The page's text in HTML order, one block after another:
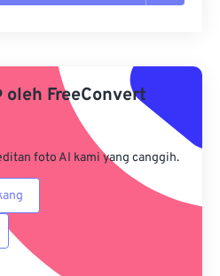
oleh FreeConvert
foto AI kami yang canggih.